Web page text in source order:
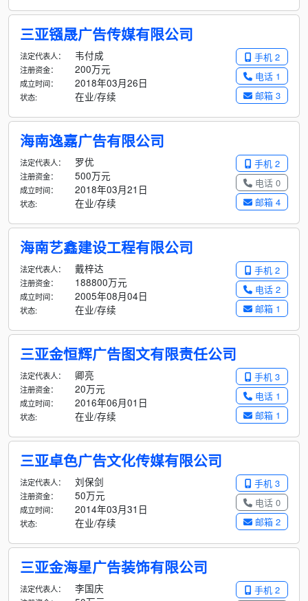
三亚镪晟广告传媒有限公司
手机 2
电话 1
邮箱 3
法定代表人： 韦付成
注册资金： 200万元
成立时间： 2018年03月26日
状态: 在业/存续
海南逸嘉广告有限公司
手机 2
电话 0
邮箱 4
法定代表人： 罗优
注册资金： 500万元
成立时间： 2018年03月21日
状态: 在业/存续
海南艺鑫建设工程有限公司
手机 2
电话 2
邮箱 1
法定代表人： 戴梓达
注册资金： 188800万元
成立时间： 2005年08月04日
状态: 在业/存续
三亚金恒辉广告图文有限责任公司
手机 3
电话 1
邮箱 1
法定代表人： 卿亮
注册资金： 20万元
成立时间： 2016年06月01日
状态: 在业/存续
三亚卓色广告文化传媒有限公司
手机 3
电话 0
邮箱 2
法定代表人： 刘保剑
注册资金： 50万元
成立时间： 2014年03月31日
状态: 在业/存续
三亚金海星广告装饰有限公司
手机 2
法定代表人： 李国庆